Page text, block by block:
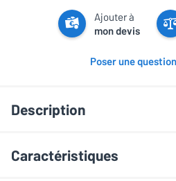
Ajouter à
mon devis
Poser une
Description
Points forts
Caractéristiques